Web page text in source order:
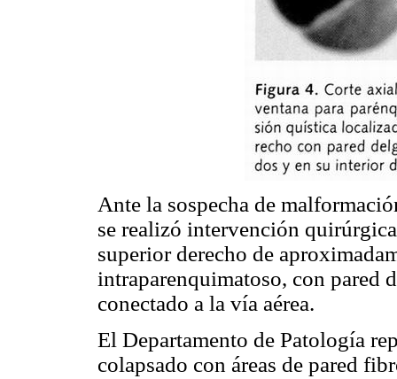
Ante la sospecha de
se realizó intervención
superior derecho de
intraparenquimatoso, con pared
conectado a la vía aérea.
El Departamento de Patología
colapsado con áreas de pared